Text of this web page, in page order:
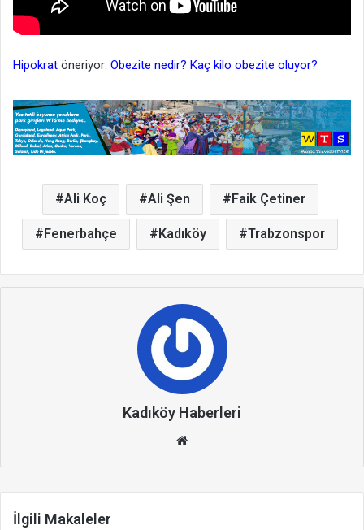
Hipokrat öneriyor: Obezite nedir? Kaç kilo obezite oluyor?
Ali Koç Ali Şen Faik Çetiner
Fenerbahçe Kadıköy Trabzonspor
Kadıköy Haberleri
İlgili Makaleler